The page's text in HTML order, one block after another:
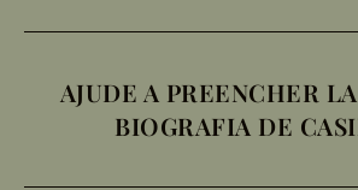
AJUDE A PREENCHER
BIOGRAFIA DE